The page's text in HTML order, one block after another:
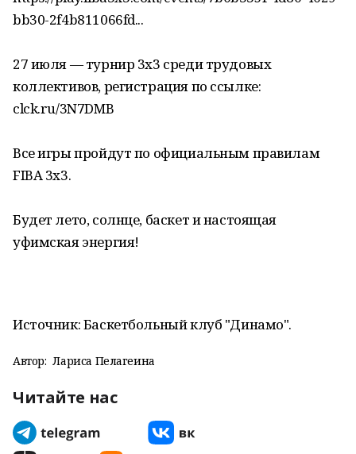
bb30-2f4b811066fd...
27 июля — турнир 3x3 среди трудовых
коллективов, регистрация по ссылке:
clck.ru/3N7DMB
Все игры пройдут по официальным правилам
FIBA 3x3.
Будет лето, солнце, баскет и настоящая
уфимская энергия!
Источник: Баскетбольный клуб "Динамо".
Автор: Лариса Пелагеина
Читайте нас